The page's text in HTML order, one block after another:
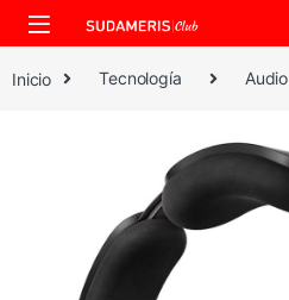
Skip to navigation
Skip to content
Inicio Tecnología Audio